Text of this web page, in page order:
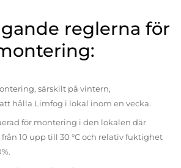
reglerna för
särskilt på vintern,
hålla Limfog i lokal inom en vecka.
för montering i den lokalen där
10 upp till 30 °C och relativ fuktighet